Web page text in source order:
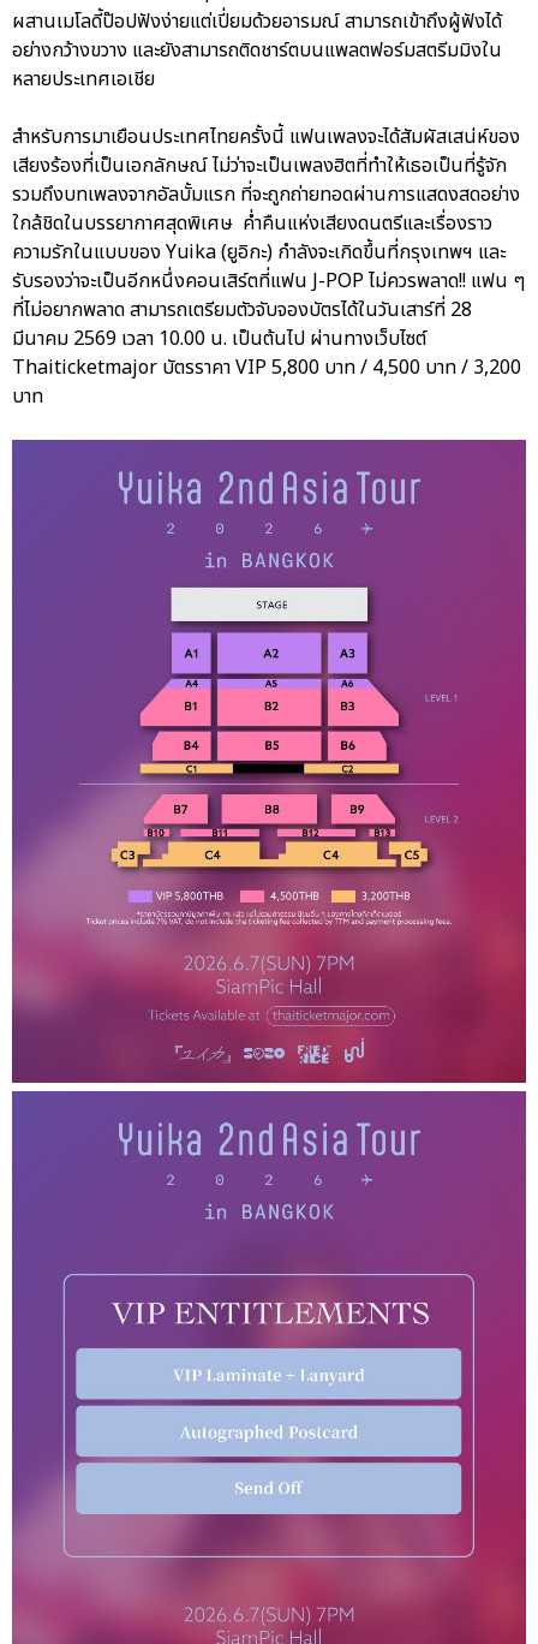
ผสานเมโลดี้ป๊อปฟังง่ายแต่เปี่ยมด้วยอารมณ์ สามารถเข้าถึงผู้ฟังได้
อย่างกว้างขวาง และยังสามารถติดชาร์ตบนแพลตฟอร์มสตรีมมิงใน
หลายประเทศเอเชีย
สำหรับการมาเยือนประเทศไทยครั้งนี้ แฟนเพลงจะได้สัมผัสเสน่ห์ของ
เสียงร้องที่เป็นเอกลักษณ์ ไม่ว่าจะเป็นเพลงฮิตที่ทำให้เธอเป็นที่รู้จัก
รวมถึงบทเพลงจากอัลบั้มแรก ที่จะถูกถ่ายทอดผ่านการแสดงสดอย่าง
ใกล้ชิดในบรรยากาศสุดพิเศษ ค่ำคืนแห่งเสียงดนตรีและเรื่องราว
ความรักในแบบของ Yuika (ยูอิกะ) กำลังจะเกิดขึ้นที่กรุงเทพฯ และ
รับรองว่าจะเป็นอีกหนึ่งคอนเสิร์ตที่แฟน J-POP ไม่ควรพลาด!! แฟน ๆ
ที่ไม่อยากพลาด สามารถเตรียมตัวจับจองบัตรได้ในวันเสาร์ที่ 28
มีนาคม 2569 เวลา 10.00 น. เป็นต้นไป ผ่านทางเว็บไซต์
Thaiticketmajor บัตรราคา VIP 5,800 บาท / 4,500 บาท / 3,200
บาท